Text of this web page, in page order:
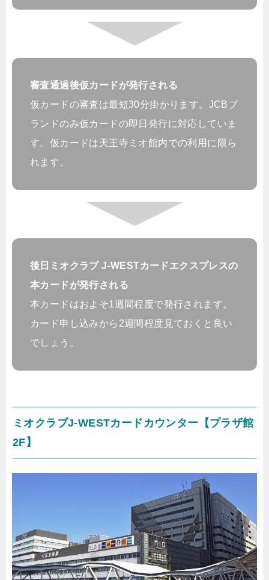
審査通過後仮カードが発行される
仮カードの審査は最短30分掛かります。JCBブ
ランドのみ仮カードの即日発行に対応していま
す。仮カードは天王寺ミオ館内での利用に限ら
れます。
後日ミオクラブ J‐WESTカードエクスプレスの
本カードが発行される
本カードはおよそ1週間程度で発行されます。
カード申し込みから2週間程度見ておくと良い
でしょう。
ミオクラブJ-WESTカードカウンター【プラザ館
2F】